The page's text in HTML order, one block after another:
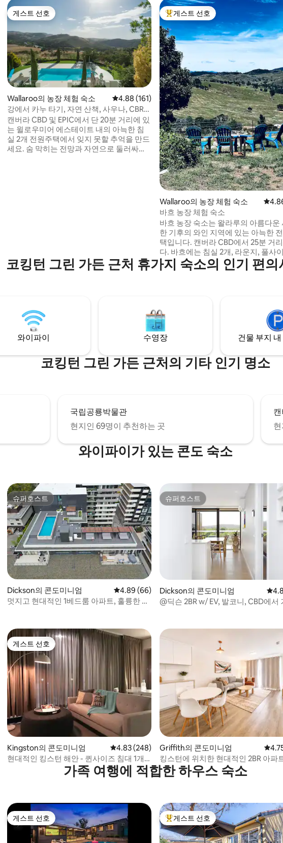
점 만점), 후기 207개
게스트 선호
게스트 선호
Wallaroo의 농장 체험 숙소 평점 4.88점(5점 만점), 후기 161개
4.88 (161)
강에서 카누 타기, 자연 산책, 사우나, CBR에
가깝습니다.
캔버라 CBD 및 EPIC에서 단 20분 거리에 있
는 윌로우미어 에스테이트 내의 아늑한 침
실 2개 전원주택에서 잊지 못할 추억을 만드
세요. 숨 막히는 전망과 자연으로 둘러싸여
상위 게스트 선호
게스트 선호
Wallaroo의 농장 체험 숙소 평점
바흐 농장 체험 숙소
바흐 농장 숙소는 왈라루의 아름다운
한 기후의 와인 지역에 있는 아늑한
택입니다. 캔버라 CBD에서 25분 거
다. 바흐에는 침실 2개, 라운지, 풀사
장고가 있는 갤러리 주방이 있습니다
니에 앉아서 전망을 즐기거나 멋진
들이 많이 있습니다. 바흐는 메인 숙소와 가
깝지만 완전한 프라이버시를 유지할
을 만큼 충분히 멀리 떨어져 있습니다.
분의 날에 쿠로가 주변에 있습니다.
코킹턴 그린 가든 근처 휴가지 숙소의 인기 편의
와이파이 수영장 건물 부지
코킹턴 그린 가든 근처의 기타 인기 명소
국립공룡박물관
현지인 69명이 추천하는 곳
와이파이가 있는 콘도 숙소
점 만점), 후기 552개
슈퍼호스트
슈퍼호스트
Dickson의 콘도미니엄 평점 4.89점(5점 만점), 후기 66개
4.89 (66)
멋지고 현대적인 1베드룸 아파트, 훌륭한 위
슈퍼호스트
슈퍼호스트
Dickson의 콘도미니엄 평
@딕슨 2BR w/ EV, 발코니, CBD에서
점 만점), 후기 166개
게스트 선호
게스트 선호
Kingston의 콘도미니엄 평점 4.83점(5점 만점), 후기 248개
4.83 (248)
현대적인 킹스턴 해안 - 퀸사이즈 침대 1개/
침대 아파트+주차장
Griffith의 콘도미니엄 평점
킹스턴에 위치한 현대적인 2BR 아파
가족 여행에 적합한 하우스 숙소
게스트 선호
게스트 선호 상위 게스트 선호
게스트 선호